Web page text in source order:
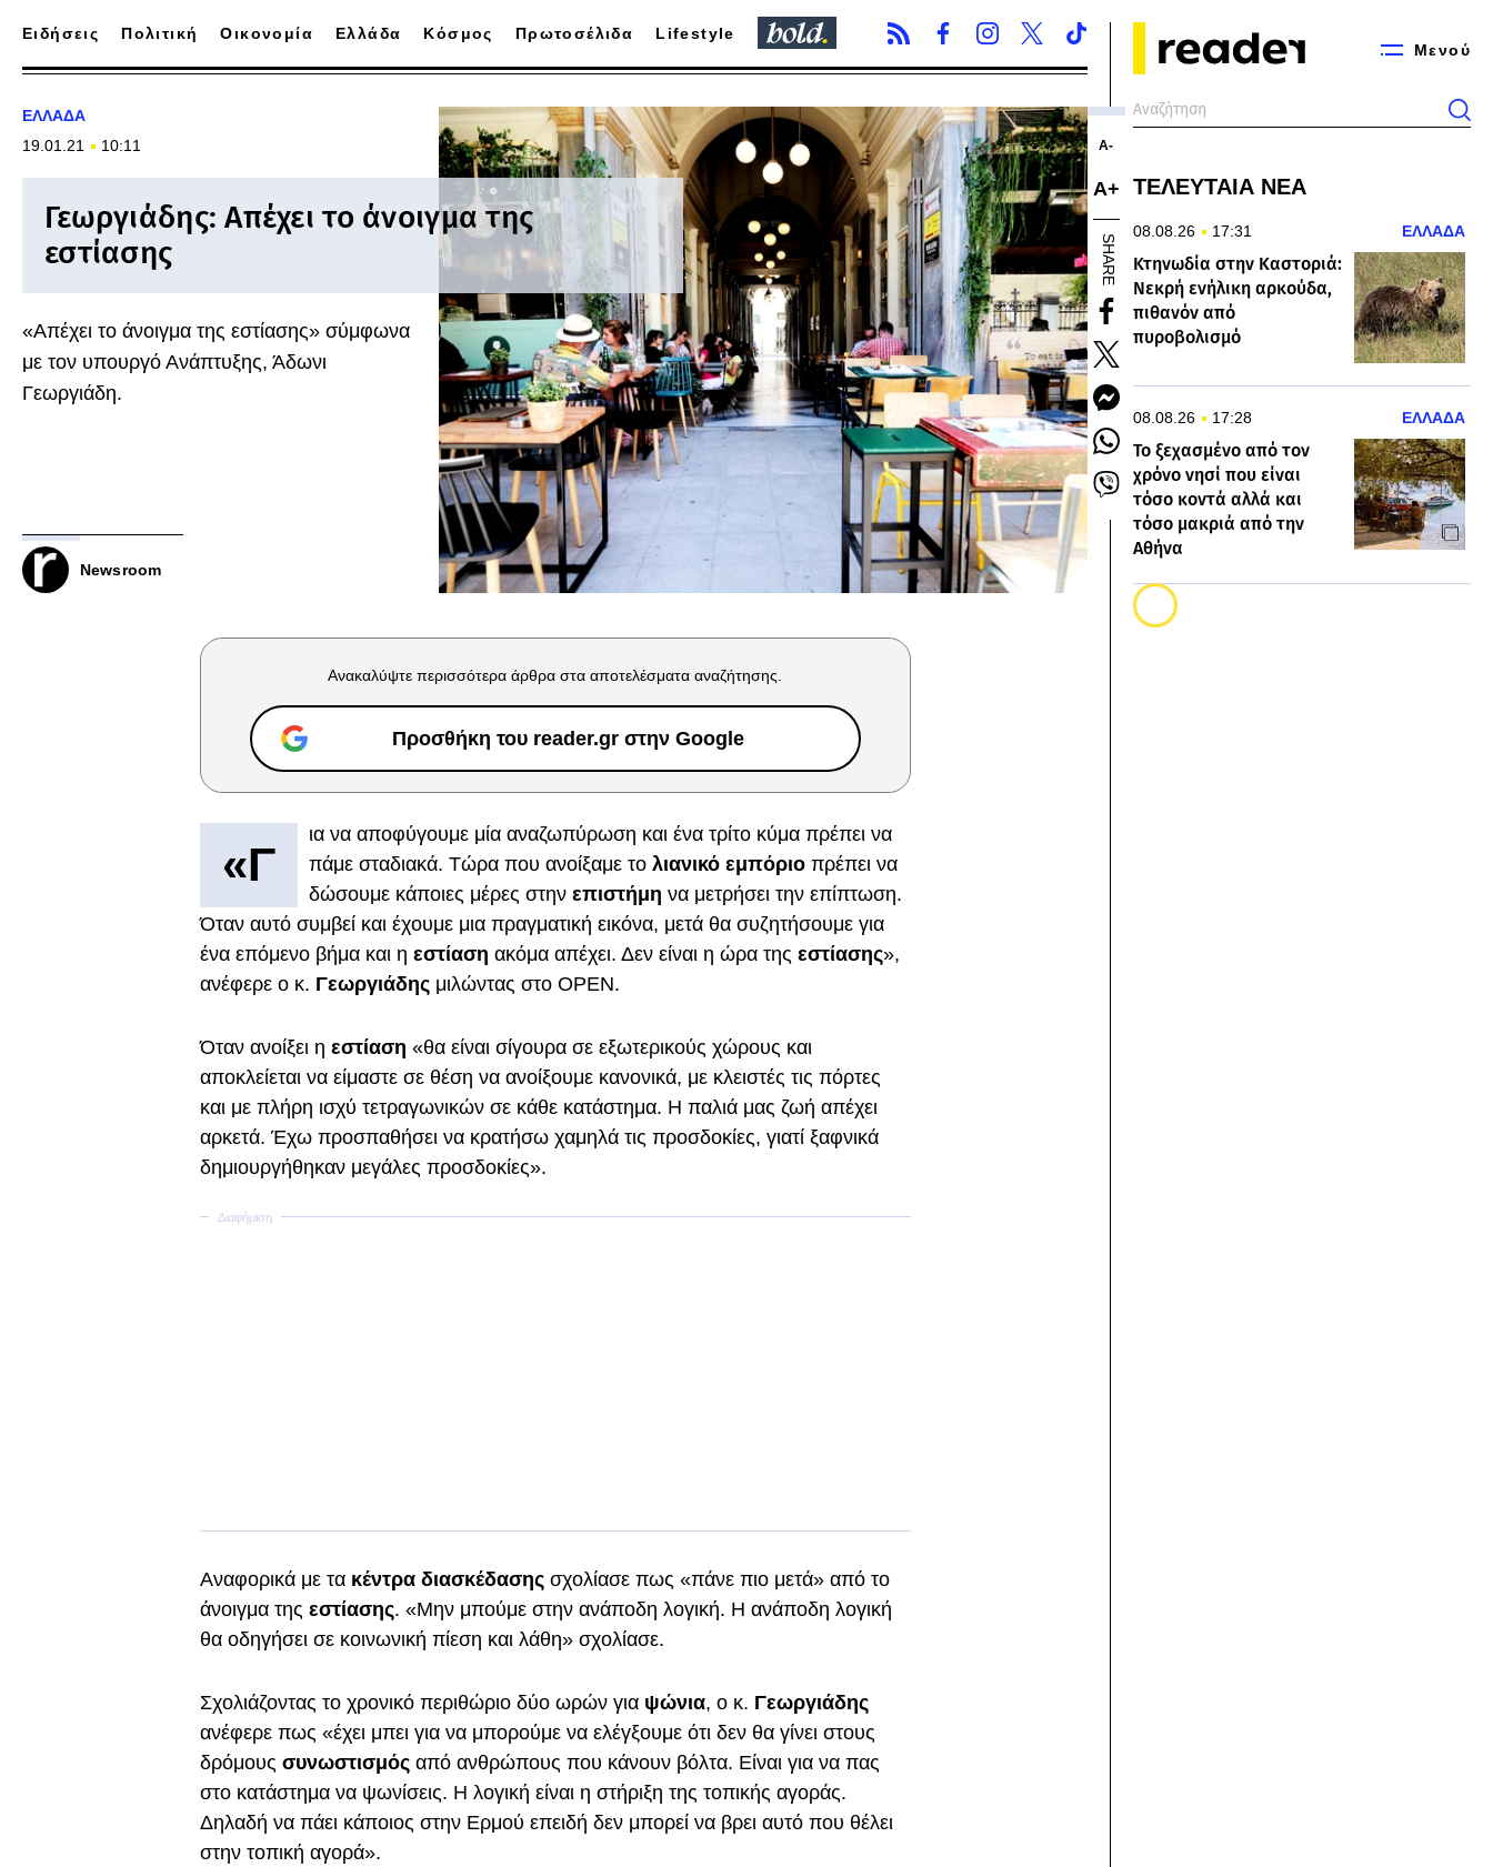
Μενού
Ειδήσεις Πολιτική Οικονομία Ελλάδα Κόσμος Πρωτοσέλιδα Lifestyle
ΕΛΛΑΔΑ
19.01.21
10:11
Γεωργιάδης: Απέχει το άνοιγμα της
εστίασης
«Απέχει το άνοιγμα της εστίασης» σύμφωνα
με τον υπουργό Ανάπτυξης, Άδωνι
Γεωργιάδη.
Newsroom
Α-
Α+
SHARE
Ανακαλύψτε περισσότερα άρθρα στα αποτελέσματα αναζήτησης.
Προσθήκη του reader.gr στην Google
«Γ
ια να αποφύγουμε μία αναζωπύρωση και ένα τρίτο κύμα πρέπει να
πάμε σταδιακά. Τώρα που ανοίξαμε τολιανικό εμπόριο πρέπει να
δώσουμε κάποιες μέρες στην επιστήμη να μετρήσει την επίπτωση.
Όταν αυτό συμβεί και έχουμε μια πραγματική εικόνα, μετά θα συζητήσουμε για
ένα επόμενο βήμα και η εστίαση ακόμα απέχει. Δεν είναι η ώρα της εστίασης»,
ανέφερε ο κ. Γεωργιάδης μιλώντας στο OPEN.
Όταν ανοίξει η εστίαση «θα είναι σίγουρα σε εξωτερικούς χώρους και
αποκλείεται να είμαστε σε θέση να ανοίξουμε κανονικά, με κλειστές τις πόρτες
και με πλήρη ισχύ τετραγωνικών σε κάθε κατάστημα. Η παλιά μας ζωή απέχει
αρκετά. Έχω προσπαθήσει να κρατήσω χαμηλά τις προσδοκίες, γιατί ξαφνικά
δημιουργήθηκαν μεγάλες προσδοκίες».
Αναφορικά με τακέντρα διασκέδασης σχολίασε πως «πάνε πιο μετά» από το
άνοιγμα της εστίασης. «Μην μπούμε στην ανάποδη λογική. Η ανάποδη λογική
θα οδηγήσει σε κοινωνική πίεση και λάθη» σχολίασε.
Σχολιάζοντας το χρονικό περιθώριο δύο ωρών για ψώνια, ο κ. Γεωργιάδης
ανέφερε πως «έχει μπει για να μπορούμε να ελέγξουμε ότι δεν θα γίνει στους
δρόμους συνωστισμός από ανθρώπους που κάνουν βόλτα. Είναι για να πας
στο κατάστημα να ψωνίσεις. Η λογική είναι η στήριξη της τοπικής αγοράς.
Δηλαδή να πάει κάποιος στην Ερμού επειδή δεν μπορεί να βρει αυτό που θέλει
στην τοπική αγορά».
ΤΕΛΕΥΤΑΙΑ ΝΕΑ
08.08.26 17:31 ΕΛΛΑΔΑ
Κτηνωδία στην Καστοριά:
Νεκρή ενήλικη αρκούδα,
πιθανόν από
πυροβολισμό
08.08.26 17:28 ΕΛΛΑΔΑ
To ξεχασμένο από τον
χρόνο νησί που είναι
τόσο κοντά αλλά και
τόσο μακριά από την
Αθήνα